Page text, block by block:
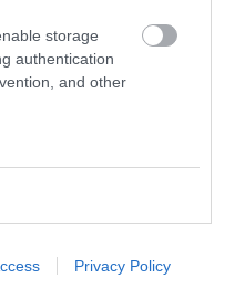
storage
authentication
and other
Privacy Policy
34,90 €